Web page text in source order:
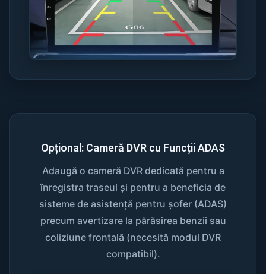
Opțional: Cameră DVR cu Funcții ADAS
Adaugă o cameră DVR dedicată pentru a
înregistra traseul și pentru a beneficia de
sisteme de asistență pentru șofer (ADAS)
precum avertizare la părăsirea benzii sau
coliziune frontală (necesită modul DVR
compatibil).